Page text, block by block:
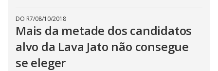
DO R7/08/10/2018
Mais da metade dos candidatos
alvo da Lava Jato não consegue
se eleger